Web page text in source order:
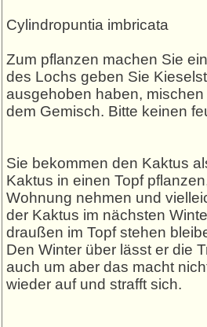
Cylindropuntia imbricata
Zum pflanzen machen Sie
des Lochs geben Sie
ausgehoben haben,
dem Gemisch. Bitte keinen
Sie bekommen den Kaktus
Kaktus in einen Topf
Wohnung nehmen und
der Kaktus im nächsten
draußen im Topf stehen
Den Winter über lässt er die
auch um aber das macht
wieder auf und strafft sich.